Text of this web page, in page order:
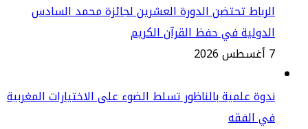
تحتضن الدورة العشرين لجائزة محمد السادس
في حفظ القرآن الكريم
علمية بالناظور تسلط الضوء على الاختيارات المغربية
الفقه